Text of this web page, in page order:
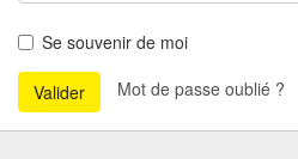
Se souvenir de moi
Valider Mot de passe oublié ?